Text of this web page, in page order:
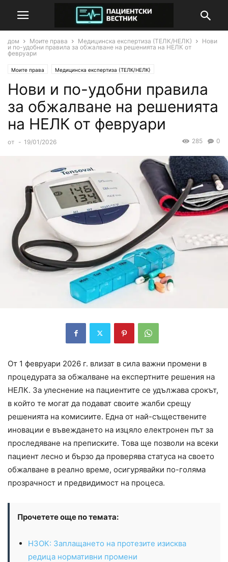
дом Моите права Медицинска експертиза (ТЕЛК/НЕЛК)
Нови
и по-удобни правила за обжалване на решенията на НЕЛК от
февруари
Моите права Медицинска експертиза (ТЕЛК/НЕЛК)
Нови и по-удобни правила
за обжалване на решенията
на НЕЛК от февруари
от - 19/01/2026 0
285
От 1 февруари 2026 г. влизат в сила важни промени в
процедурата за обжалване на експертните решения на
НЕЛК. За улеснение на пациентите се удължава срокът,
в който те могат да подават своите жалби срещу
решенията на комисиите. Една от най-съществените
иновации е въвеждането на изцяло електронен път за
проследяване на преписките. Това ще позволи на всеки
пациент лесно и бързо да проверява статуса на своето
обжалване в реално време, осигурявайки по-голяма
прозрачност и предвидимост на процеса.
Прочетете още по темата:
НЗОК: Заплащането на протезите изисква
редица нормативни промени